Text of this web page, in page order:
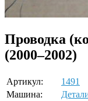
Проводка
(2000–2002)
Артикул:
1491
Машина: